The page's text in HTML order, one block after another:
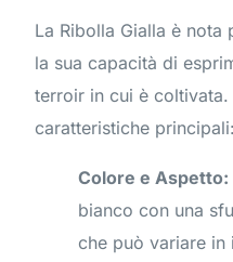
La Ribolla Gialla è nota
la sua capacità di
terroir in cui è
caratteristiche principali:
Colore e Aspetto:
bianco con una
che può variare in